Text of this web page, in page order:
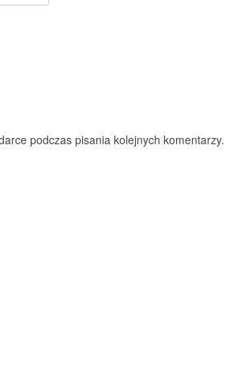
podczas pisania kolejnych komentarzy.